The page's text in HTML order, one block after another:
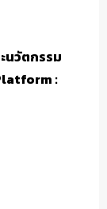
นวัตกรรม
: